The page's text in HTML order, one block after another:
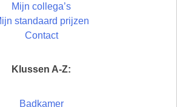
Mijn collega’s
standaard prijzen
Contact
Klussen A-Z:
Badkamer